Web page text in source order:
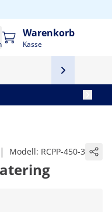
Warenkorb
Kasse
| Modell: RCPP-450-3